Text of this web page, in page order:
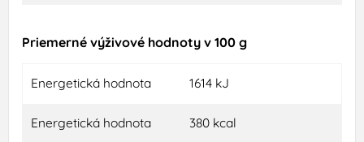
Priemerné výživové hodnoty v 100 g
Energetická hodnota 1614 kJ
Energetická hodnota 380 kcal